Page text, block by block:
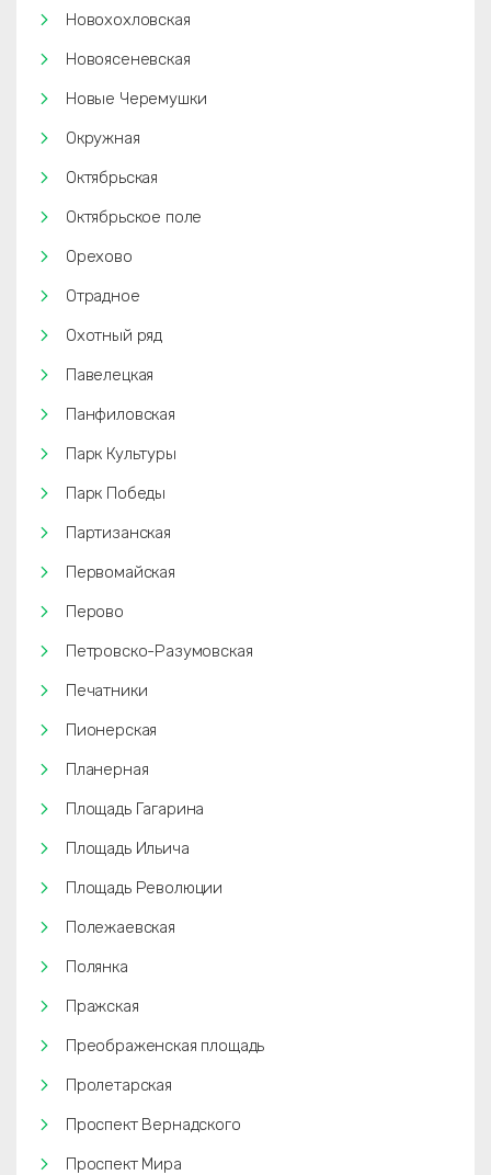
Новохохловская
Новоясеневская
Новые Черемушки
Окружная
Октябрьская
Октябрьское поле
Орехово
Отрадное
Охотный ряд
Павелецкая
Панфиловская
Парк Культуры
Парк Победы
Партизанская
Первомайская
Перово
Петровско-Разумовская
Печатники
Пионерская
Планерная
Площадь Гагарина
Площадь Ильича
Площадь Революции
Полежаевская
Полянка
Пражская
Преображенская площадь
Пролетарская
Проспект Вернадского
Проспект Мира